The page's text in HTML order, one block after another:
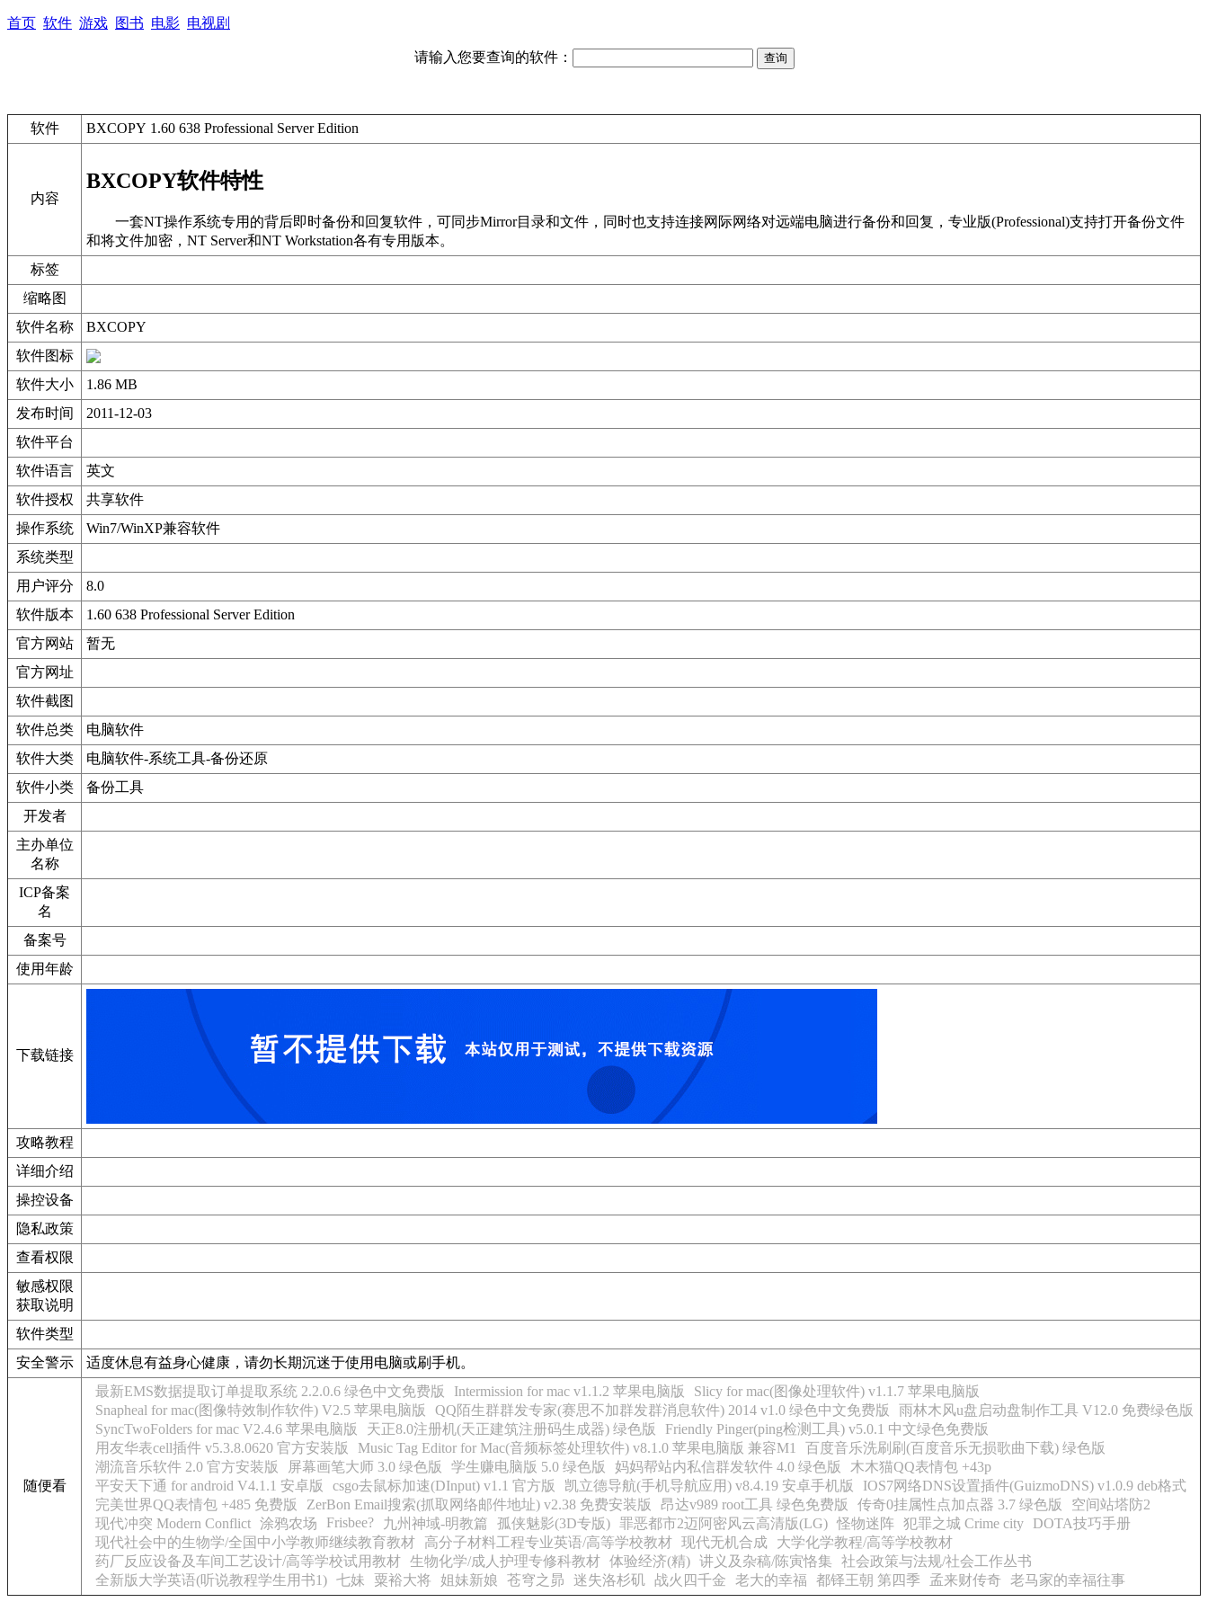
首页 软件 游戏 图书 电影 电视剧
请输入您要查询的软件：
软件 BXCOPY 1.60 638 Professional Server Edition
内容
BXCOPY软件特性
一套NT操作系统专用的背后即时备份和回复软件，可同步Mirror目录和文件，同时也支持连接网际网络对远端电脑进行备份和回复，专业版(Professional)支持打开备份文件
和将文件加密，NT Server和NT Workstation各有专用版本。
标签
缩略图
软件名称
BXCOPY
软件图标
软件大小
1.86 MB
发布时间
2011-12-03
软件平台
软件语言
英文
软件授权
共享软件
操作系统
Win7/WinXP兼容软件
系统类型
用户评分
8.0
软件版本
1.60 638 Professional Server Edition
官方网站
暂无
官方网址
软件截图
软件总类
电脑软件
软件大类
电脑软件-系统工具-备份还原
软件小类
备份工具
开发者
主办单位
名称
ICP备案
名
备案号
使用年龄
下载链接
攻略教程
详细介绍
操控设备
隐私政策
查看权限
敏感权限
获取说明
软件类型
安全警示
适度休息有益身心健康，请勿长期沉迷于使用电脑或刷手机。
随便看
最新EMS数据提取订单提取系统 2.2.0.6 绿色中文免费版 Intermission for mac v1.1.2 苹果电脑版
Slicy for mac(图像处理软件) v1.1.7 苹果电脑版
Snapheal for mac(图像特效制作软件) V2.5 苹果电脑版
QQ陌生群群发专家(赛思不加群发群消息软件) 2014 v1.0 绿色中文免费版
雨林木风u盘启动盘制作工具 V12.0 免费绿色版
SyncTwoFolders for mac V2.4.6 苹果电脑版
天正8.0注册机(天正建筑注册码生成器) 绿色版
Friendly Pinger(ping检测工具) v5.0.1 中文绿色免费版
用友华表cell插件 v5.3.8.0620 官方安装版
Music Tag Editor for Mac(音频标签处理软件) v8.1.0 苹果电脑版 兼容M1
百度音乐洗刷刷(百度音乐无损歌曲下载) 绿色版
潮流音乐软件 2.0 官方安装版
屏幕画笔大师 3.0 绿色版 学生赚电脑版 5.0 绿色版 妈妈帮站内私信群发软件 4.0 绿色版
木木猫QQ表情包 +43p
平安天下通 for android V4.1.1 安卓版
csgo去鼠标加速(DInput) v1.1 官方版 凯立德导航(手机导航应用) v8.4.19 安卓手机版
IOS7网络DNS设置插件(GuizmoDNS) v1.0.9 deb格式
完美世界QQ表情包 +485 免费版
ZerBon Email搜索(抓取网络邮件地址) v2.38 免费安装版 昂达v989 root工具 绿色免费版 传奇0挂属性点加点器 3.7 绿色版
空间站塔防2
现代冲突 Modern Conflict 涂鸦农场 Frisbee? 九州神域-明教篇 孤侠魅影(3D专版) 罪恶都市2迈阿密风云高清版(LG) 怪物迷阵 犯罪之城 Crime city
DOTA技巧手册
现代社会中的生物学/全国中小学教师继续教育教材
高分子材料工程专业英语/高等学校教材 现代无机合成
大学化学教程/高等学校教材
药厂反应设备及车间工艺设计/高等学校试用教材 生物化学/成人护理专修科教材 体验经济(精) 讲义及杂稿/陈寅恪集
社会政策与法规/社会工作丛书
全新版大学英语(听说教程学生用书1) 七妹 粟裕大将 姐妹新娘 苍穹之昴 迷失洛杉矶 战火四千金 老大的幸福 都铎王朝 第四季 孟来财传奇 老马家的幸福往事